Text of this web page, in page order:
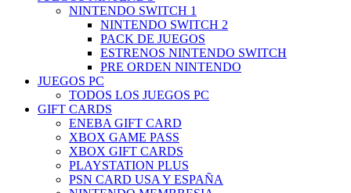
NINTENDO SWITCH 1
NINTENDO SWITCH 2
PACK DE JUEGOS
ESTRENOS NINTENDO SWITCH
PRE ORDEN NINTENDO
JUEGOS PC
TODOS LOS JUEGOS PC
GIFT CARDS
ENEBA GIFT CARD
XBOX GAME PASS
XBOX GIFT CARDS
PLAYSTATION PLUS
PSN CARD USA Y ESPAÑA